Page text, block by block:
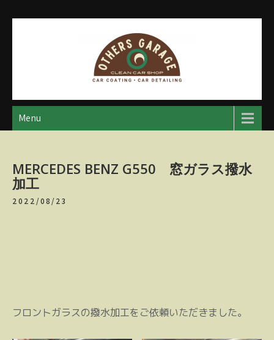
アザースガレージ
【神奈川・厚木・愛川】カーメンテナンス
Menu
MERCEDES BENZ G550 窓ガラス撥水
加工
2022/08/23
フロントガラスの撥水加工をご依頼いただきました。